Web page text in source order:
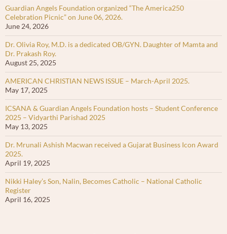
Guardian Angels Foundation organized “The America250
Celebration Picnic” on June 06, 2026.
June 24, 2026
Dr. Olivia Roy, M.D. is a dedicated OB/GYN. Daughter of Mamta and
Dr. Prakash Roy.
August 25, 2025
AMERICAN CHRISTIAN NEWS ISSUE – March-April 2025.
May 17, 2025
ICSANA & Guardian Angels Foundation hosts – Student Conference
2025 – Vidyarthi Parishad 2025
May 13, 2025
Dr. Mrunali Ashish Macwan received a Gujarat Business Icon Award
2025.
April 19, 2025
Nikki Haley’s Son, Nalin, Becomes Catholic – National Catholic
Register
April 16, 2025